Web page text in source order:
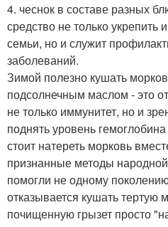
4. чеснок в составе разных
средство не только укрепить
семьи, но и служит
заболеваний.
Зимой полезно кушать
подсолнечным маслом - это
не только иммунитет, но и
поднять уровень
стоит натереть морковь
признанные методы
помогли не одному
отказывается кушать тертую
почищенную грызет просто